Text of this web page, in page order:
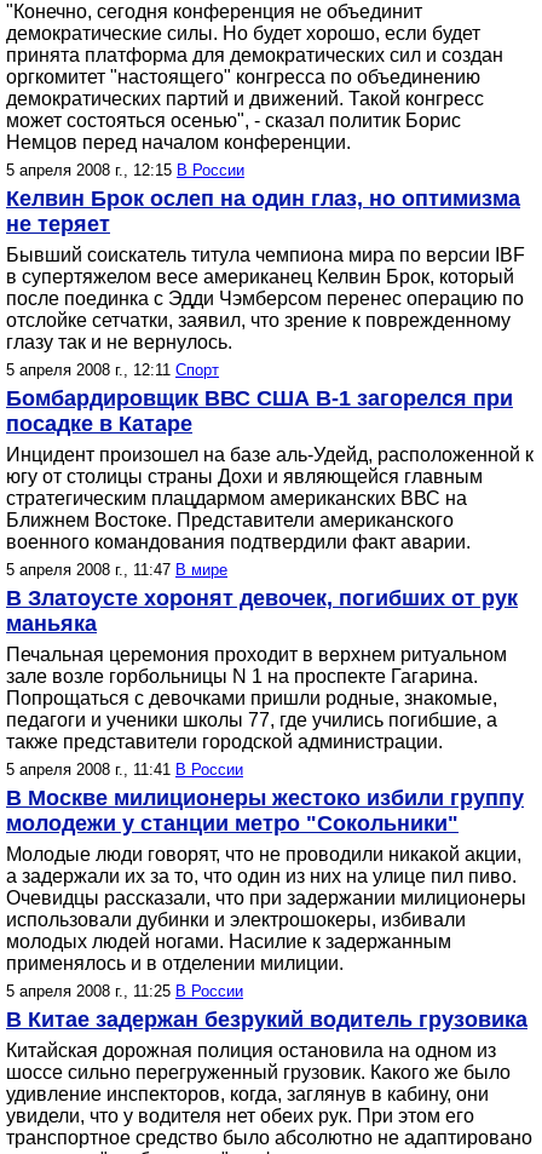
"Конечно, сегодня конференция не объединит
демократические силы. Но будет хорошо, если будет
принята платформа для демократических сил и создан
оргкомитет "настоящего" конгресса по объединению
демократических партий и движений. Такой конгресс
может состояться осенью", - сказал политик Борис
Немцов перед началом конференции.
5 апреля 2008 г., 12:15 В России
Келвин Брок ослеп на один глаз, но оптимизма
не теряет
Бывший соискатель титула чемпиона мира по версии IBF
в супертяжелом весе американец Келвин Брок, который
после поединка с Эдди Чэмберсом перенес операцию по
отслойке сетчатки, заявил, что зрение к поврежденному
глазу так и не вернулось.
5 апреля 2008 г., 12:11 Спорт
Бомбардировщик ВВС США В-1 загорелся при
посадке в Катаре
Инцидент произошел на базе аль-Удейд, расположенной к
югу от столицы страны Дохи и являющейся главным
стратегическим плацдармом американских ВВС на
Ближнем Востоке. Представители американского
военного командования подтвердили факт аварии.
5 апреля 2008 г., 11:47 В мире
В Златоусте хоронят девочек, погибших от рук
маньяка
Печальная церемония проходит в верхнем ритуальном
зале возле горбольницы N 1 на проспекте Гагарина.
Попрощаться с девочками пришли родные, знакомые,
педагоги и ученики школы 77, где учились погибшие, а
также представители городской администрации.
5 апреля 2008 г., 11:41 В России
В Москве милиционеры жестоко избили группу
молодежи у станции метро "Сокольники"
Молодые люди говорят, что не проводили никакой акции,
а задержали их за то, что один из них на улице пил пиво.
Очевидцы рассказали, что при задержании милиционеры
использовали дубинки и электрошокеры, избивали
молодых людей ногами. Насилие к задержанным
применялось и в отделении милиции.
5 апреля 2008 г., 11:25 В России
В Китае задержан безрукий водитель грузовика
Китайская дорожная полиция остановила на одном из
шоссе сильно перегруженный грузовик. Какого же было
удивление инспекторов, когда, заглянув в кабину, они
увидели, что у водителя нет обеих рук. При этом его
транспортное средство было абсолютно не адаптировано